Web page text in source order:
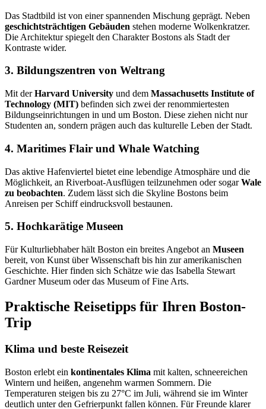
Das Stadtbild ist von einer spannenden Mischung geprägt. Neben
geschichtsträchtigen Gebäuden stehen moderne Wolkenkratzer.
Die Architektur spiegelt den Charakter Bostons als Stadt der
Kontraste wider.
3. Bildungszentren von Weltrang
Mit derHarvard University und dem Massachusetts Institute of
Technology (MIT) befinden sich zwei der renommiertesten
Bildungseinrichtungen in und um Boston. Diese ziehen nicht nur
Studenten an, sondern prägen auch das kulturelle Leben der Stadt.
4. Maritimes Flair und Whale Watching
Das aktive Hafenviertel bietet eine lebendige Atmosphäre und die
Möglichkeit, an Riverboat-Ausflügen teilzunehmen oder sogarWale
zu beobachten. Zudem lässt sich die Skyline Bostons beim
Anreisen per Schiff eindrucksvoll bestaunen.
5. Hochkarätige Museen
Für Kulturliebhaber hält Boston ein breites Angebot an Museen
bereit, von Kunst über Wissenschaft bis hin zur amerikanischen
Geschichte. Hier finden sich Schätze wie das Isabella Stewart
Gardner Museum oder das Museum of Fine Arts.
Praktische Reisetipps für Ihren Boston-
Trip
Klima und beste Reisezeit
Boston erlebt ein kontinentales Klima mit kalten, schneereichen
Wintern und heißen, angenehm warmen Sommern. Die
Temperaturen steigen bis zu 27°C im Juli, während sie im Winter
deutlich unter den Gefrierpunkt fallen können. Für Freunde klarer